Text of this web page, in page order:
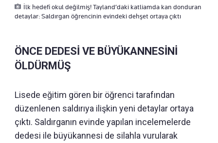
İlk hedefi okul değilmiş! Tayland’daki katliamda kan donduran
detaylar: Saldırgan öğrencinin evindeki dehşet ortaya çıktı
ÖNCE DEDESİ VE BÜYÜKANNESİNİ
ÖLDÜRMÜŞ
Lisede eğitim gören bir öğrenci tarafından
düzenlenen saldırıya ilişkin yeni detaylar ortaya
çıktı. Saldırganın evinde yapılan incelemelerde
dedesi ile büyükannesi de silahla vurularak